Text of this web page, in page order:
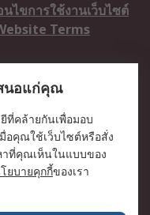
นไขการใช้งานเว็บไซต์
Terms
ประชาสัมพันธ์ / Press
ารชำระเงิน /
นอแก่คุณ
ที่คล้ายกันเพื่อมอบ
อคุณใช้เว็บไซต์หรือสั่ง
าที่คุณเห็นในแบบของ
ยบายคุกกี้ของเรา